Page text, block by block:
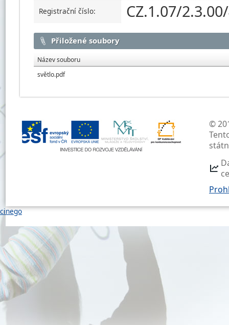
Registrační číslo: CZ.1.07/
Přiložené soubory
Název souboru
světlo.pdf
©
cinego